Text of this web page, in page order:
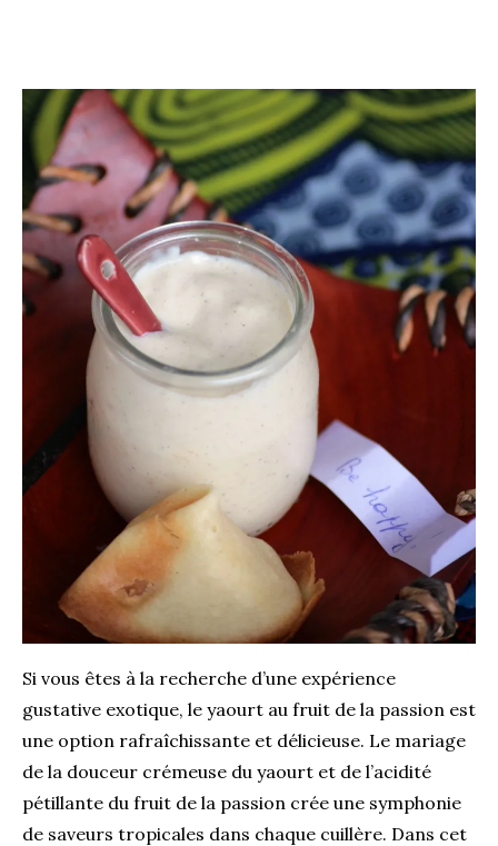
Si vous êtes à la recherche d’une expérience
gustative exotique, le yaourt au fruit de la passion est
une option rafraîchissante et délicieuse. Le mariage
de la douceur crémeuse du yaourt et de l’acidité
pétillante du fruit de la passion crée une symphonie
de saveurs tropicales dans chaque cuillère. Dans cet